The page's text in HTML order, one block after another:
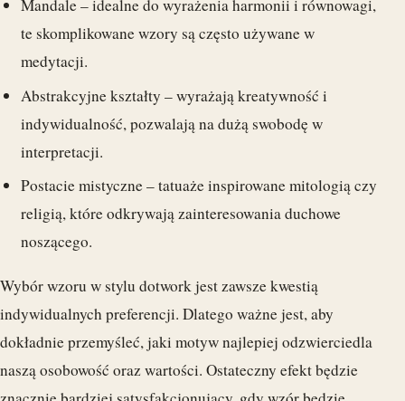
Mandale – idealne do wyrażenia harmonii i równowagi,
te skomplikowane wzory są często używane w
medytacji.
Abstrakcyjne kształty – wyrażają kreatywność i
indywidualność, pozwalają na dużą swobodę w
interpretacji.
Postacie mistyczne – tatuaże inspirowane mitologią czy
religią, które odkrywają zainteresowania duchowe
noszącego.
Wybór wzoru w stylu dotwork jest zawsze kwestią
indywidualnych preferencji. Dlatego ważne jest, aby
dokładnie przemyśleć, jaki motyw najlepiej odzwierciedla
naszą osobowość oraz wartości. Ostateczny efekt będzie